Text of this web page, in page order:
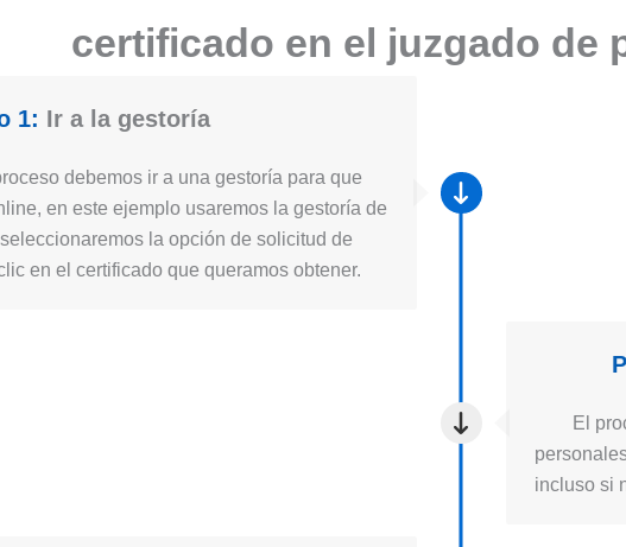
certificado en el juzgado de
1: Ir a la gestoría
debemos ir a una gestoría para que
en este ejemplo usaremos la gestoría de
la opción de solicitud de
en el certificado que queramos obtener.
El
incluso si